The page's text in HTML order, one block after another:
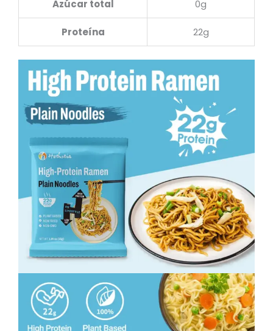
Azúcar total 0g
Proteína 22g